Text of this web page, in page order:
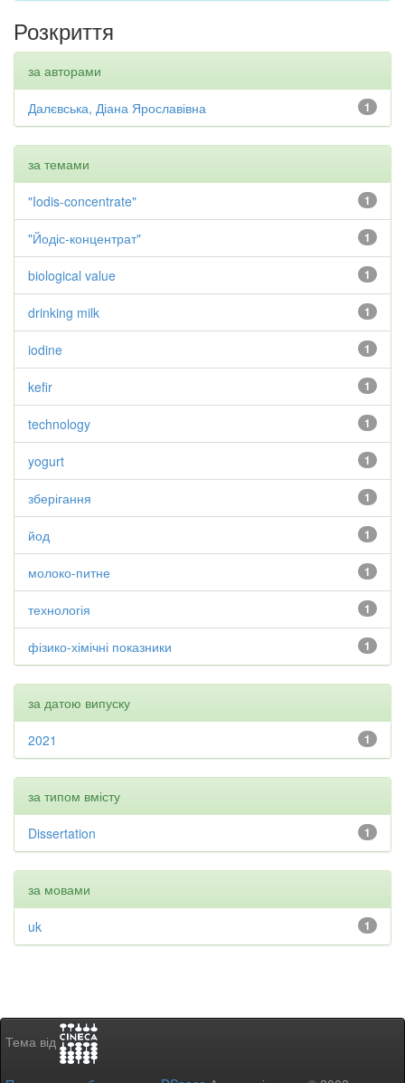
Розкриття
за авторами
1
Далєвська, Діана Ярославівна
за темами
1
"Iodis-concentrate"
1
"Йодіс-концентрат"
1
biological value
1
drinking milk
1
iodine
1
kefir
1
technology
1
yogurt
1
зберігання
1
йод
1
молоко-питне
1
технологія
1
фізико-хімічні показники
за датою випуску
1
2021
за типом вмісту
1
Dissertation
за мовами
1
uk
Тема від